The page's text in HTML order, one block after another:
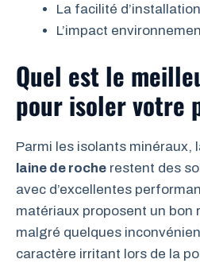
La facilité
L’impact
Quel est le
pour isoler votre
Parmi les isolants minéraux,
laine de roche restent des
avec d’excellentes
matériaux proposent un bon
malgré quelques
caractère irritant lors de la